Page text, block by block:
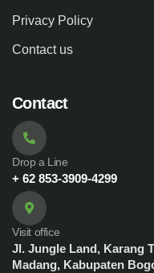
Privacy Policy
Contact us
Contact
Drop a Line
+ 62 853-3909-4299
Visit office
Jl. Jungle Land, Karang
Madang, Kabupaten